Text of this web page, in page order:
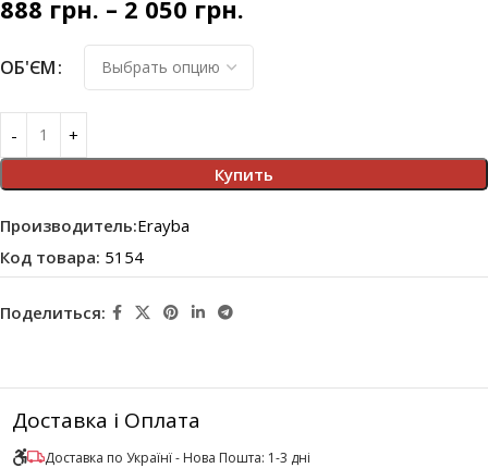
888 грн. – 2 050 грн.
ОБ'ЄМ
Купить
Производитель:Erayba
Код товара: 5154
Поделиться:
Доставка і Оплата
Доставка по Українї - Нова Пошта: 1-3 дні